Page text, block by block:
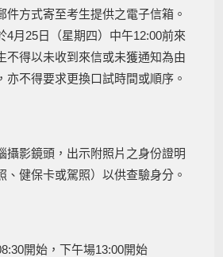
件方式寄至考生提供之電子信箱。
4月25日（星期四）中午12:00前來
不得以未收到來信或未獲通知為由
亦不得要求更換口試時間或順序。
攝影鏡頭，出示附照片之身份證明
、健保卡或駕照）以供查驗身分。
開始，下午場13:00開始